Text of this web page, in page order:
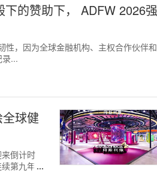
的赞助下， ADFW 2026强
性，因为全球金融机构、主权合作伙伴和
...
球健
倒计时
第九年参